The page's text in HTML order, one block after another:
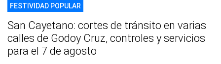
FESTIVIDAD POPULAR
San Cayetano: cortes de tránsito en varias
calles de Godoy Cruz, controles y servicios
para el 7 de agosto